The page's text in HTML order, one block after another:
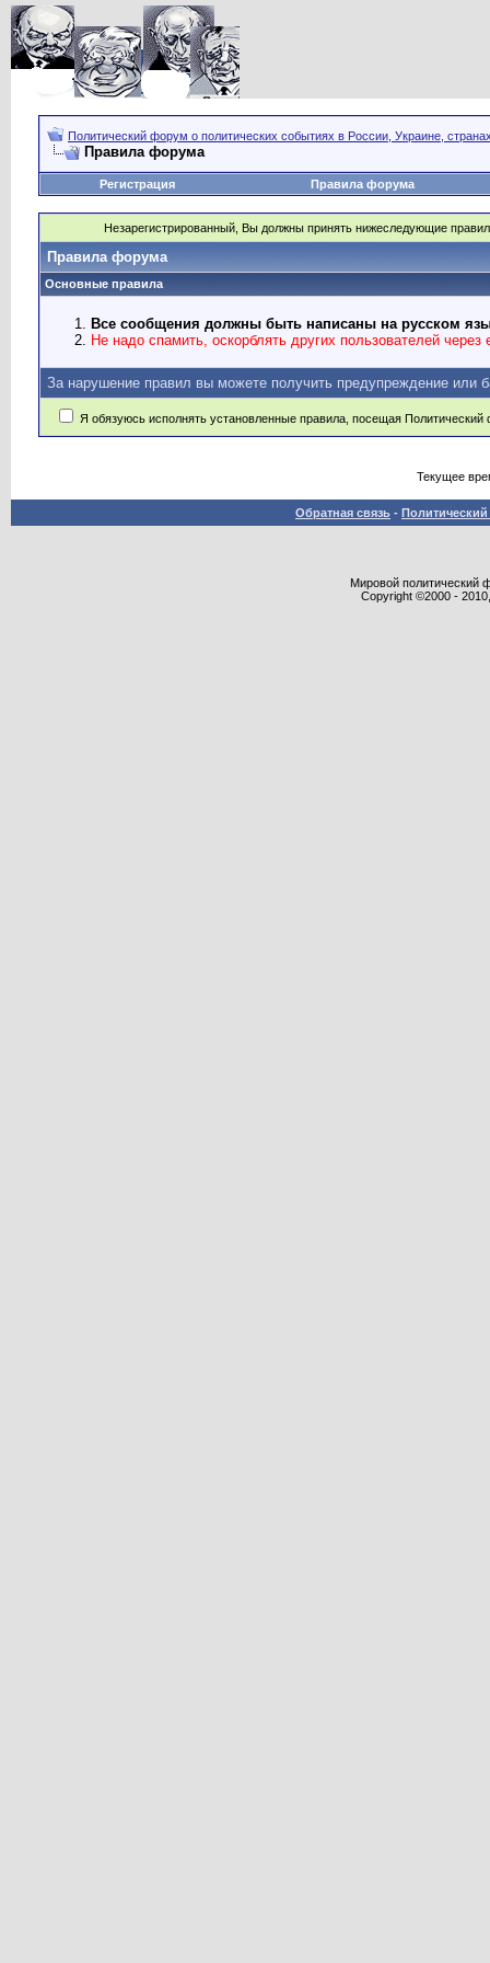
Политический форум о политических событиях в России, Украине,
Правила форума
Регистрация Правила форума
Незарегистрированный, Вы должны принять нижеследующие
Правила форума
Основные правила
Все сообщения должны быть написаны на русском
Не надо спамить, оскорблять других пользователей
За нарушение правил вы можете получить предупреждение или
Я обязуюсь исполнять установленные правила, посещая
Текущее
Обратная связь -
Мировой политический
Copyright ©2000 -